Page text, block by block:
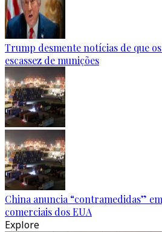
Trump desmente notícias de que
escassez de munições
China anuncia “contramedidas”
comerciais dos EUA
Explore